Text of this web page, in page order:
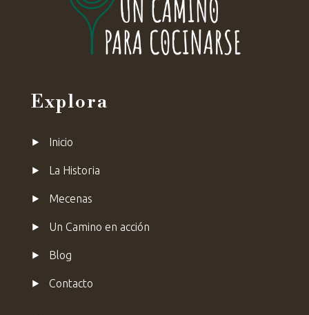
Explora
⯈ Inicio
⯈ La Historia
⯈ Mecenas
⯈ Un Camino en acción
⯈ Blog
⯈ Contacto